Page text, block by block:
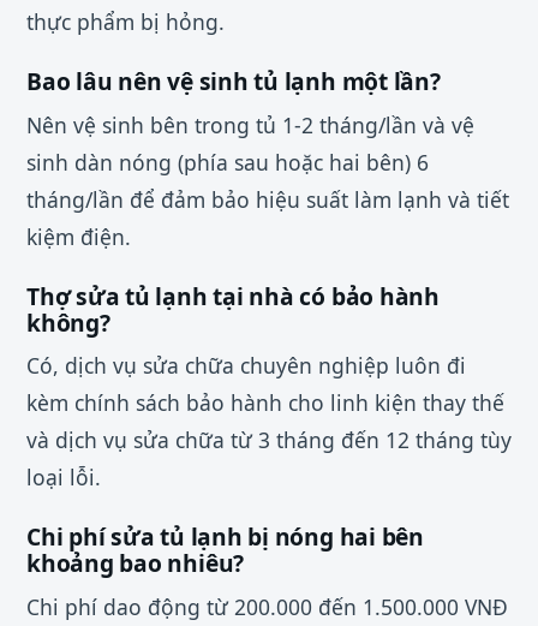
thực phẩm bị hỏng.
Bao lâu nên vệ sinh tủ lạnh một lần?
Nên vệ sinh bên trong tủ 1-2 tháng/lần và vệ
sinh dàn nóng (phía sau hoặc hai bên) 6
tháng/lần để đảm bảo hiệu suất làm lạnh và tiết
kiệm điện.
Thợ sửa tủ lạnh tại nhà có bảo hành
không?
Có, dịch vụ sửa chữa chuyên nghiệp luôn đi
kèm chính sách bảo hành cho linh kiện thay thế
và dịch vụ sửa chữa từ 3 tháng đến 12 tháng tùy
loại lỗi.
Chi phí sửa tủ lạnh bị nóng hai bên
khoảng bao nhiêu?
Chi phí dao động từ 200.000 đến 1.500.000 VNĐ